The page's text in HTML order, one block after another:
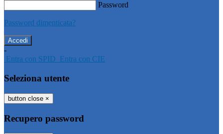
Password
Password dimenticata?
-
Entra con SPID Entra con CIE
Seleziona utente
button close ×
Recupero password